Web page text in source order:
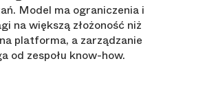
Model ma ograniczenia i
na większą złożoność niż
platforma, a zarządzanie
od zespołu know-how.